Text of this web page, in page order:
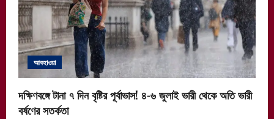
আবহাওয়া
দক্ষিণবঙ্গে টানা ৭ দিন বৃষ্টির পূর্বাভাস! ৪-৬ জুলাই ভারী থেকে অতি ভারী
বর্ষণের সতর্কতা